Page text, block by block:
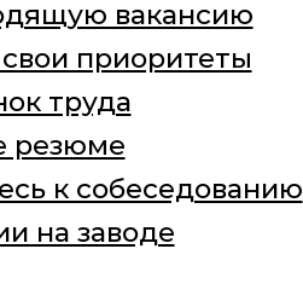
вакансию
приоритеты
труда
резюме
к собеседованию
на заводе